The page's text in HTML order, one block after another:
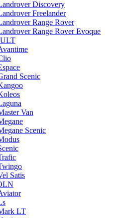
Discovery
Freelander
Range Rover
Range Rover Evoque
Scenic
Van
Scenic
Satis
LT